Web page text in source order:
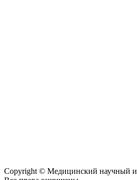
Copyright © Медицинский научный